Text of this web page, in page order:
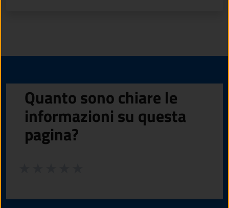
Quanto sono chiare le
informazioni su questa
pagina?